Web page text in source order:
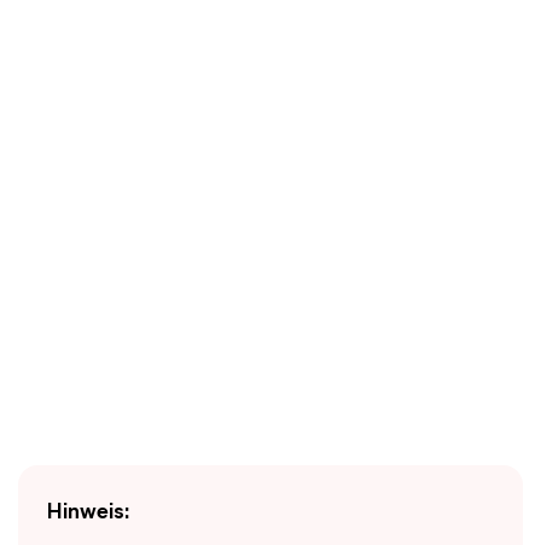
Hinweis: